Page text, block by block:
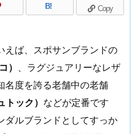
B! Copy
えば、スポサンブランドの
） 、ラグジュアリーなレザ
名度を誇る老舗中の老舗
ック） などが定番です
ダルブランドとしてすっか